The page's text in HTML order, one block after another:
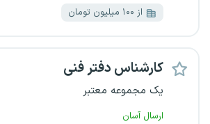
از ۱۰۰ میلیون تومان
کارشناس دفتر فنی
یک مجموعه معتبر
ارسال آسان